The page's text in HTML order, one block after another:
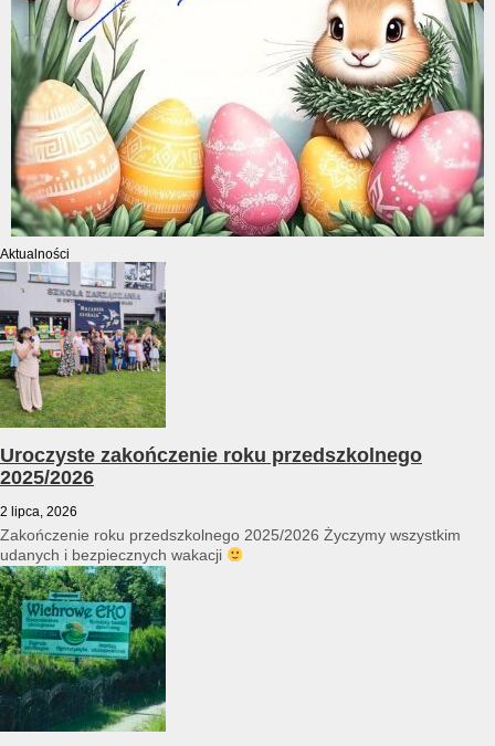
Aktualności
Uroczyste zakończenie roku przedszkolnego
2025/2026
2 lipca, 2026
Zakończenie roku przedszkolnego 2025/2026 Życzymy wszystkim
udanych i bezpiecznych wakacji